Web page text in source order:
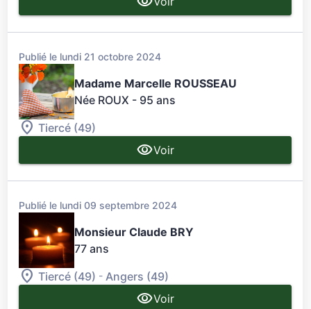
Publié le lundi 21 octobre 2024
Madame Marcelle ROUSSEAU
Née ROUX - 95 ans
Tiercé (49)
Voir
Publié le lundi 09 septembre 2024
Monsieur Claude BRY
77 ans
Tiercé (49) - Angers (49)
Voir